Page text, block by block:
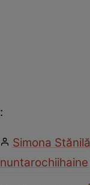
:
Simona Stănilă
nuntarochiihaine